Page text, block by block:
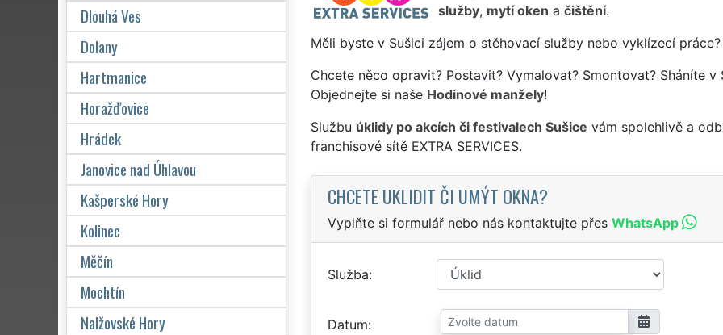
služby, mytí oken a čištění.
Měli byste v Sušici zájem o stěhovací služby nebo vyklízecí
Chcete něco opravit? Postavit? Vymalovat? Smontovat? Sháníte
Objednejte si naše Hodinové manžely!
Službu úklidy po akcích či festivalech Sušice vám spolehlivě a
franchisové sítě EXTRA SERVICES.
CHCETE UKLIDIT ČI UMÝT OKNA?
Vyplňte si formulář nebo nás kontaktujte přes WhatsApp
Služba
Datum
Dlouhá Ves
Dolany
Hartmanice
Horažďovice
Hrádek
Janovice nad Úhlavou
Kašperské Hory
Kolinec
Měčín
Mochtín
Nalžovské Hory